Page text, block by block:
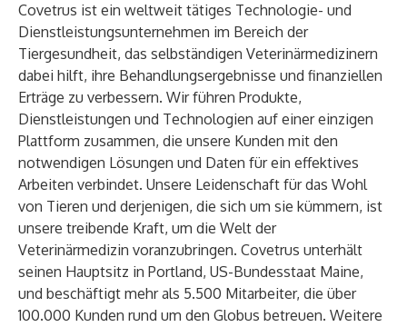
Covetrus ist ein weltweit tätiges Technologie- und
Dienstleistungsunternehmen im Bereich der
Tiergesundheit, das selbständigen Veterinärmedizinern
dabei hilft, ihre Behandlungsergebnisse und finanziellen
Erträge zu verbessern. Wir führen Produkte,
Dienstleistungen und Technologien auf einer einzigen
Plattform zusammen, die unsere Kunden mit den
notwendigen Lösungen und Daten für ein effektives
Arbeiten verbindet. Unsere Leidenschaft für das Wohl
von Tieren und derjenigen, die sich um sie kümmern, ist
unsere treibende Kraft, um die Welt der
Veterinärmedizin voranzubringen. Covetrus unterhält
seinen Hauptsitz in Portland, US-Bundesstaat Maine,
und beschäftigt mehr als 5.500 Mitarbeiter, die über
100.000 Kunden rund um den Globus betreuen. Weitere